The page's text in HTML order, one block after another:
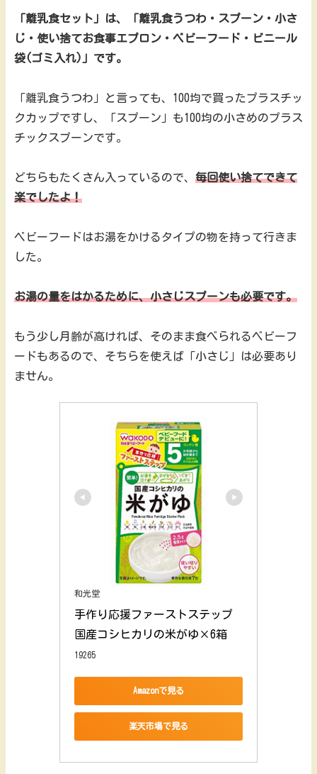
「離乳食セット」は、「離乳食うつわ・スプーン・小さ
じ・使い捨てお食事エプロン・ベビーフード・ビニール
袋(ゴミ入れ)」です。
「離乳食うつわ」と言っても、100均で買ったプラスチッ
クカップですし、「スプーン」も100均の小さめのプラス
チックスプーンです。
どちらもたくさん入っているので、 毎回使い捨てできて
楽でしたよ！
ベビーフードはお湯をかけるタイプの物を持って行きま
した。
お湯の量をはかるために、小さじスプーンも必要です。
もう少し月齢が高ければ、そのまま食べられるベビーフ
ードもあるので、そちらを使えば「小さじ」は必要あり
ません。
和光堂
手作り応援ファーストステップ
国産コシヒカリの米がゆ×6箱
19265
Amazonで見る
楽天市場で見る